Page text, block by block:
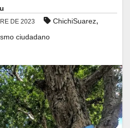
DE 2023 ChichiSuarez,
ciudadano